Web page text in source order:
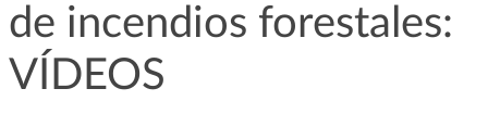
de incendios forestales:
VÍDEOS